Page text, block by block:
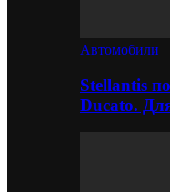
Автомобили
Stellantis
Ducato.